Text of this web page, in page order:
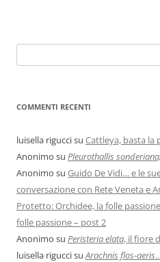
COMMENTI RECENTI
luisella riguccisu Cattleya, basta la
Anonimo su Pleurothallis sonderiana,
Anonimo su Guido De Vidi… e le
conversazione con Rete Veneta e
Protetto: Orchidee, la folle
folle passione – post 2
Anonimo su Peristeria elata, il fiore
luisella riguccisu Arachnis flos-aeris